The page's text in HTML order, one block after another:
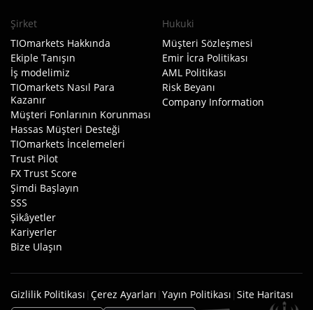
Şirket
TIOmarkets Hakkında
Ekiple Tanışın
İş modelimiz
TIOmarkets Nasıl Para
Kazanır
Müşteri Fonlarının Korunması
Hassas Müşteri Desteği
TIOmarkets İncelemeleri
Trust Pilot
FX Trust Score
Şimdi Başlayın
SSS
Şikâyetler
Kariyerler
Bize Ulaşın
Hukuki
Müşteri Sözleşmesi
Emir İcra Politikası
AML Politikası
Risk Beyanı
Company Information
Gizlilik Politikası | Çerez Ayarları | Yayın Politikası | Site Haritası